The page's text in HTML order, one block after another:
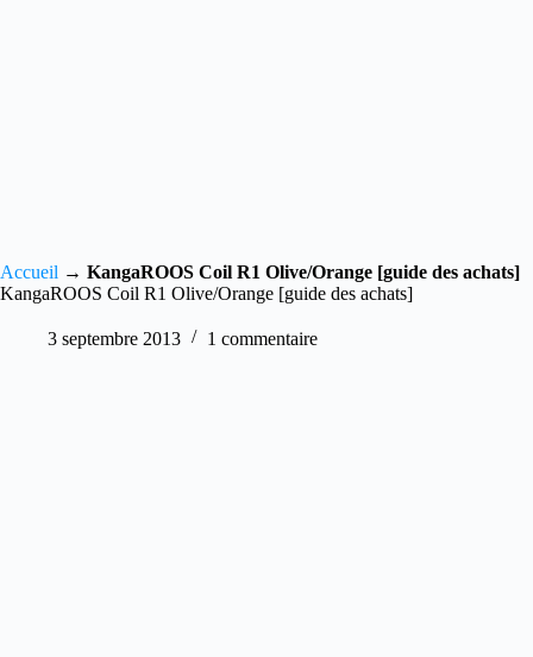
Accueil → KangaROOS Coil R1 Olive/Orange [guide des achats]
KangaROOS Coil R1 Olive/Orange [guide des achats]
3 septembre 2013 1 commentaire